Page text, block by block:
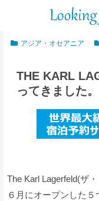
アジア・オセアニア
THE KARL
ってきました。
The Karl Lagerfeld(ザ
６月にオープンした